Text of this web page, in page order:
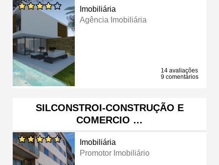
Imobiliária
Agência Imobiliária
14 avaliações
9 comentários
SILCONSTROI-CONSTRUÇÃO E
COMERCIO …
Imobiliária
Promotor Imobiliário